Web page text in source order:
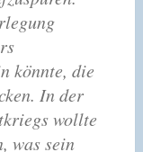
könnte, die
In der
wollte
was sein